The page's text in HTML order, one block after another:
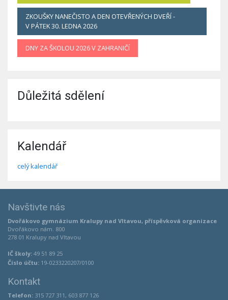
ZKOUŠKY NANEČISTO A DEN OTEVŘENÝCH DVEŘÍ -
V PÁTEK 30. LEDNA 2026
DNY ZA ŠKOLOU 2026 V ZAHRANIČÍ
Důležitá sdělení
Kalendář
celý kalendář
Navštivte nás
Dvořákovo gymnázium Kralupy nad Vltavou, příspěvková organizace
Dvořákovo nám. 800
278 01 Kralupy nad Vltavou
IČ školy: 49 51 89 25
Číslo účtu: 19-0233220207/0100
Kontakt
Telefon: 315 727 311, 603 877 126